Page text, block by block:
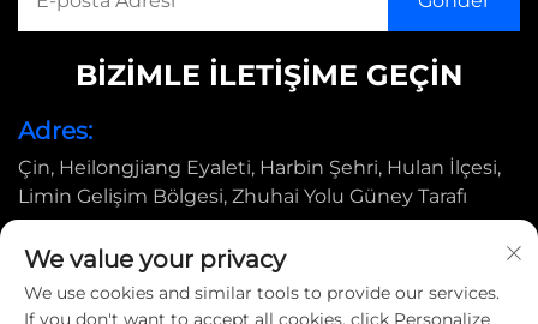
BİZİMLE İLETİŞİME GEÇİN
Adres:
Çin, Heilongjiang Eyaleti, Harbin Şehri, Hulan İlçesi,
Limin Gelişim Bölgesi, Zhuhai Yolu Güney Tarafı
[email protected]
We value your privacy
We use cookies and similar tools to provide our services.
If you don't want to accept all cookies, click Personalize